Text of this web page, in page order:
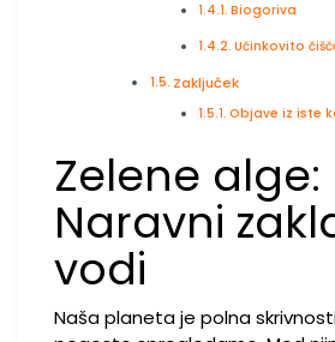
Biogoriva
Učinkovito
Zaključek
Objave iz iste
Zelene alge:
Naravni
vodi
Naša planeta je polna